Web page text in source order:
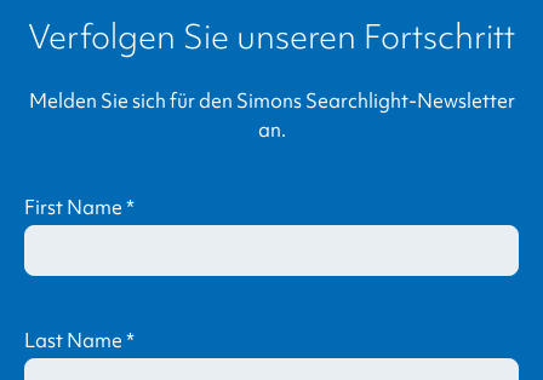
Verfolgen Sie unseren Fortschritt
Melden Sie sich für den Simons Searchlight-Newsletter
an.
First Name*
Last Name*